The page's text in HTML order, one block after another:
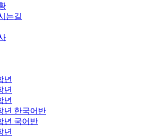
는길
년
년
년
년 한국어반
년 국어반
년